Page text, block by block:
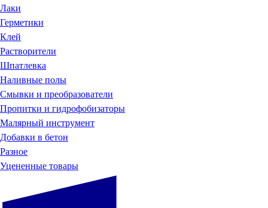
Лаки
Герметики
Клей
Растворители
Шпатлевка
Наливные полы
Смывки и преобразователи
Пропитки и гидрофобизаторы
Малярный инструмент
Добавки в бетон
Разное
Уцененные товары